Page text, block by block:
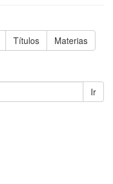
Títulos Materias
Ir